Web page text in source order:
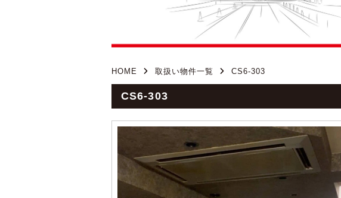
HOME 取扱い物件一覧 CS6-303
CS6-303